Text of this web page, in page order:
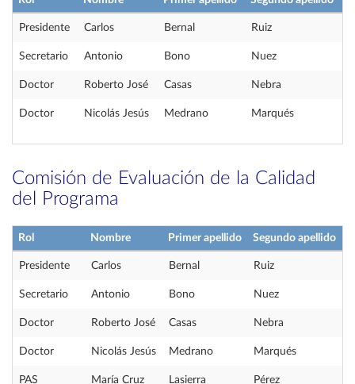
Presidente Carlos Bernal Ruiz
Secretario Antonio Bono Nuez
Doctor Roberto José Casas Nebra
Doctor Nicolás Jesús Medrano Marqués
Comisión de Evaluación de la Calidad
del Programa
Rol Nombre Primer apellido Segundo apellido
Presidente Carlos Bernal Ruiz
Secretario Antonio Bono Nuez
Doctor Roberto José Casas Nebra
Doctor Nicolás Jesús Medrano Marqués
PAS María Cruz Lasierra Pérez